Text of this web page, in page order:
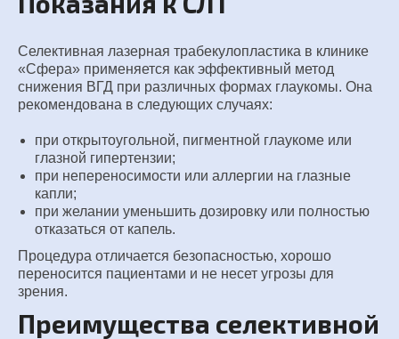
Селективная лазерная трабекулопластика в клинике
«Сфера» применяется как эффективный метод
снижения ВГД при различных формах глаукомы. Она
рекомендована в следующих случаях:
при открытоугольной, пигментной глаукоме или
глазной гипертензии;
при непереносимости или аллергии на глазные
капли;
при желании уменьшить дозировку или полностью
отказаться от капель.
Процедура отличается безопасностью, хорошо
переносится пациентами и не несет угрозы для
зрения.
Преимущества селективной